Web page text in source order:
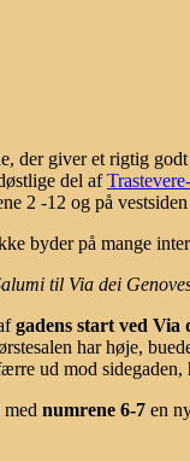
der giver et rigtig
del af
2 -12 og på
byder på mange
til Via dei
gadens start ved Via
har høje,
ud mod
numrene 6-7 en